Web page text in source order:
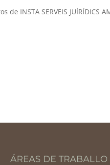
INSTA SERVEIS JUÍRÍDICS
ÁREAS DE TRABALLO